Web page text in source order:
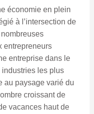
économie en plein
à l’intersection de
nombreuses
entrepreneurs
entreprise dans le
industries les plus
au paysage varié du
croissant de
vacances haut de